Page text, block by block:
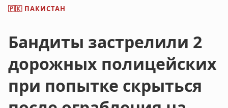
🇵🇰 ПАКИСТАН
Бандиты застрелили 2
дорожных полицейских
при попытке скрыться